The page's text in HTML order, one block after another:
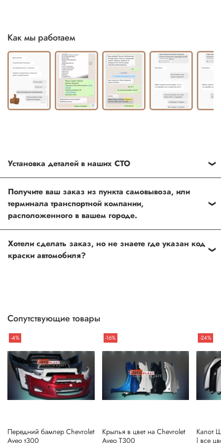
Как мы работаем
Установка деталей в наших СТО
можно установить в любом из наших установочных
центров по Москве
Получите ваш заказ из пункта самовывоза, или
терминала транспортной компании,
расположенного в вашем городе.
нашим менеджером
Хотели сделать заказ, но не знаете где указан код
краски автомобиля?
по телефону.
Сопутствующие товары
-4%
Передний бампер Chevrolet
Aveo т300
-16%
Крылья в цвет на Chevrolet
Aveo T300
-24%
Капот
| все